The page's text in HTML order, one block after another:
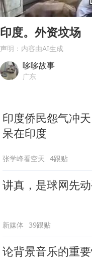
百
美
夯
Play
00:00
印度。外资坟场
声明：内容由AI生成
哆哆故事
广东
印度侨民怨气冲
呆在印度
张学峰看空天 4跟贴
讲真，是球网先动
新媒体 39跟贴
论背景音乐的重要